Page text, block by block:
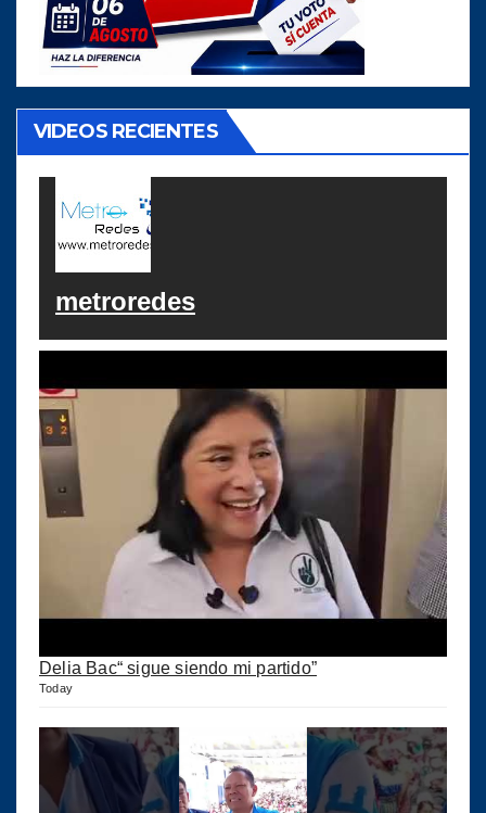
VIDEOS RECIENTES
metroredes
Delia Bac“ sigue siendo mi partido”
Today